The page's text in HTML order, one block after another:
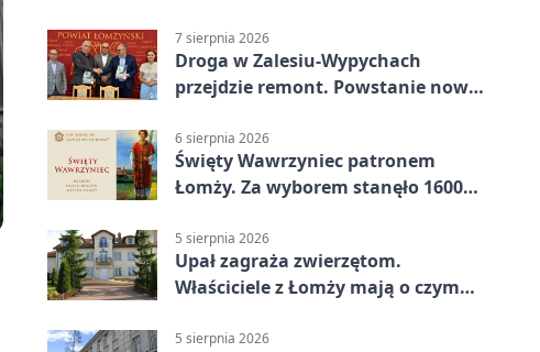
7 sierpnia 2026
Droga w Zalesiu-Wypychach
przejdzie remont. Powstanie nowa
6 sierpnia 2026
Święty Wawrzyniec patronem
Łomży. Za wyborem stanęło 1600
5 sierpnia 2026
Upał zagraża zwierzętom.
Właściciele z Łomży mają o czym
5 sierpnia 2026